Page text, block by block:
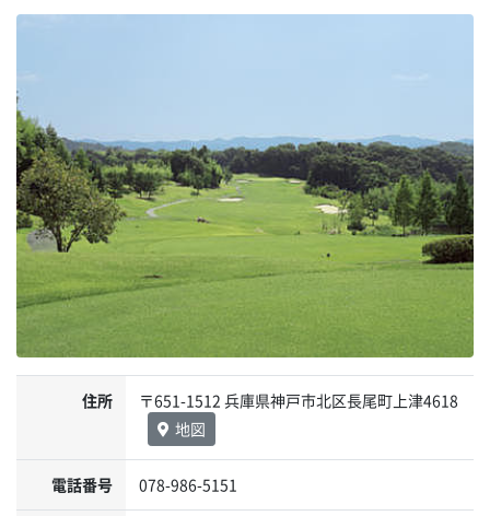
住所
〒651-1512 兵庫県神戸市北区長尾町上津4618
地図
電話番号 078-986-5151